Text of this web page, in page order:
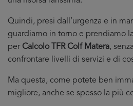
Quindi, presi dall’urgenza e in
guardiamo in torno e prendiamo
per Calcolo TFR Colf Matera,
confrontare livelli di servizi e di
Ma questa, come potete ben
migliore, anche se spesso la più